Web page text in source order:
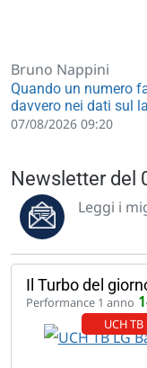
Bruno Nappini
Quando un numero
davvero nei dati sul
07/08/2026 09:20
Newsletter del
Leggi i
Il Turbo del
Performance 1 anno
UCH